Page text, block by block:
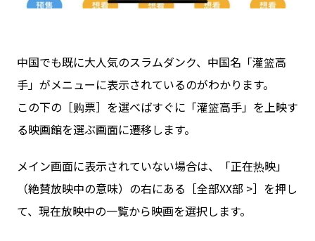
中国でも既に大人気のスラムダンク、中国名「灌篮高
手」がメニューに表示されているのがわかります。
この下の［购票］を選べばすぐに「灌篮高手」を上映す
る映画館を選ぶ画面に遷移します。
メイン画面に表示されていない場合は、「正在热映」
（絶賛放映中の意味）の右にある［全部XX部 >］を押し
て、現在放映中の一覧から映画を選択します。